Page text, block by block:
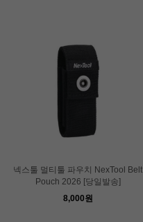
넥스툴 멀티툴 파우치 NexTool Belt
Pouch 2026 [당일발송]
8,000원